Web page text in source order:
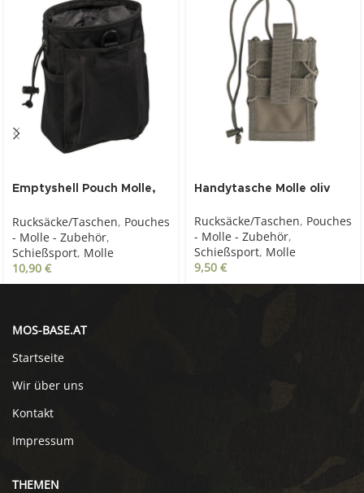
Emptyshell Pouch Molle,
Rucksäcke/Taschen, Pouches
- Molle - Zubehör,
Schießsport, Molle
10,90 €
Handytasche Molle oliv
Rucksäcke/Taschen, Pouches
- Molle - Zubehör,
Schießsport, Molle
9,50 €
MOS-BASE.AT
Startseite
Wir über uns
Kontakt
Impressum
THEMEN